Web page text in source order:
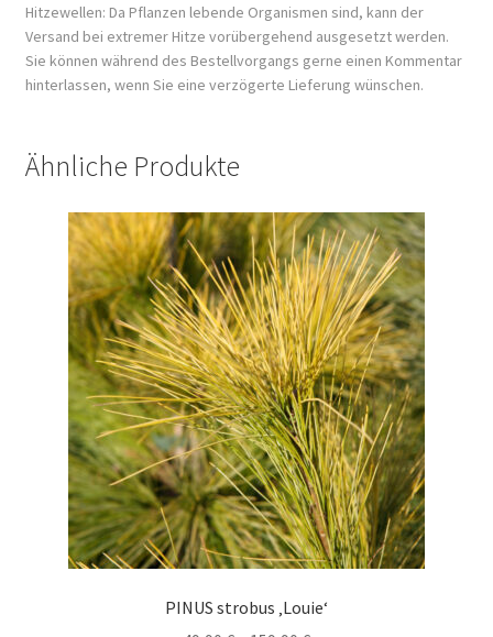
Hitzewellen: Da Pflanzen lebende Organismen sind, kann der
Versand bei extremer Hitze vorübergehend ausgesetzt werden.
Sie können während des Bestellvorgangs gerne einen Kommentar
hinterlassen, wenn Sie eine verzögerte Lieferung wünschen.
Ähnliche Produkte
PINUS strobus ‚Louie‘